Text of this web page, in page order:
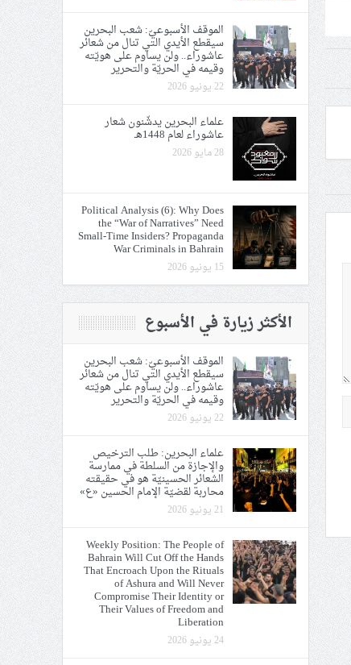
الموقف الأسبوعيّ: شعب البحرين
سيقطع الأيدي التي تنال من شعائر
عاشوراء.. ولن يساوم على هويّته
وقيمه في الحريّة والتحرير
22 يونيو 2026
علماء البحرين يدشّنون شعار
عاشوراء لعام 1448هـ
28 مايو 2026
Political Analysis (6): Why Does
the “War of Narratives” Need
Small-Time Insiders? Propaganda
War Criminals in Bahrain
15 يونيو 2026
الأكثر زيارة في الأسبوع
الموقف الأسبوعيّ: شعب البحرين
سيقطع الأيدي التي تنال من شعائر
عاشوراء.. ولن يساوم على هويّته
وقيمه في الحريّة والتحرير
22 يونيو 2026
علماء البحرين: طلب الترخيص
والإجازة من السلطة في ممارسة
الشعائر الحسينيّة هو في حقيقته
محاربة لقضيّة الإمام الحسين «ع»
21 يونيو 2026
Weekly Position: The People of
Bahrain Will Cut Off the Hands
That Encroach Upon the Rituals
of Ashura and Will Never
Compromise Their Identity or
Their Values of Freedom and
Liberation
24 يونيو 2026